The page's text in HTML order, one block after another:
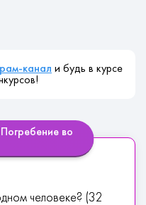
канал и будь в курсе
во
человеке? (32